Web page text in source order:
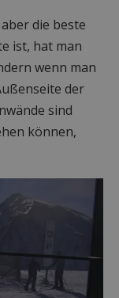
die beste
ist, hat man
wenn man
der
sind
können,